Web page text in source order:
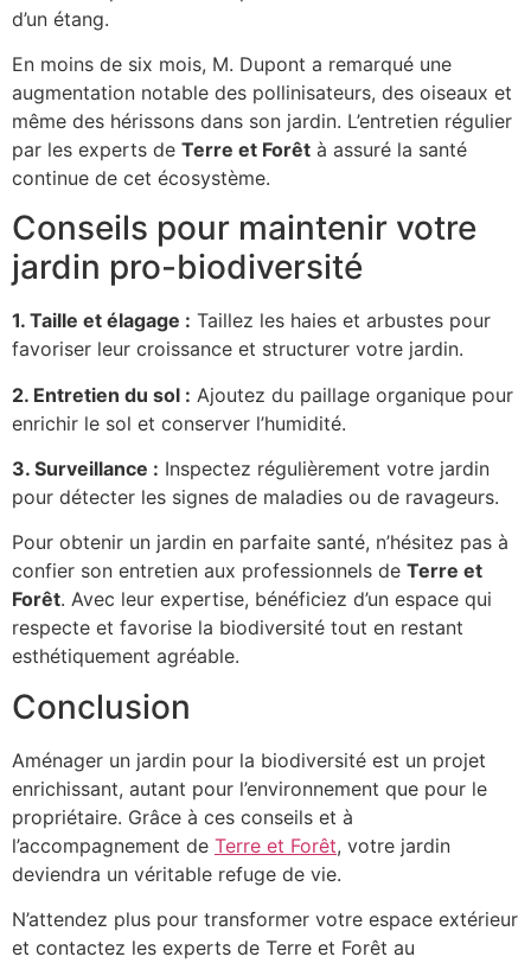
d’un étang.
En moins de six mois, M. Dupont a remarqué une
augmentation notable des pollinisateurs, des oiseaux et
même des hérissons dans son jardin. L’entretien régulier
par les experts de Terre et Forêt à assuré la santé
continue de cet écosystème.
Conseils pour maintenir votre
jardin pro-biodiversité
1. Taille et élagage : Taillez les haies et arbustes pour
favoriser leur croissance et structurer votre jardin.
2. Entretien du sol : Ajoutez du paillage organique pour
enrichir le sol et conserver l’humidité.
3. Surveillance : Inspectez régulièrement votre jardin
pour détecter les signes de maladies ou de ravageurs.
Pour obtenir un jardin en parfaite santé, n’hésitez pas à
confier son entretien aux professionnels de Terre et
Forêt. Avec leur expertise, bénéficiez d’un espace qui
respecte et favorise la biodiversité tout en restant
esthétiquement agréable.
Conclusion
Aménager un jardin pour la biodiversité est un projet
enrichissant, autant pour l’environnement que pour le
propriétaire. Grâce à ces conseils et à
l’accompagnement de Terre et Forêt, votre jardin
deviendra un véritable refuge de vie.
N’attendez plus pour transformer votre espace extérieur
et contactez les experts de Terre et Forêt au